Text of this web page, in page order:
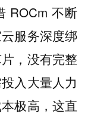
ROCm 不断
服务深度绑
，没有完整
入大量人力
极高，这直